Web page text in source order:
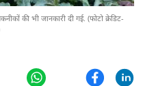
की भी जानकारी दी गई. (फोटो क्रेडिट-